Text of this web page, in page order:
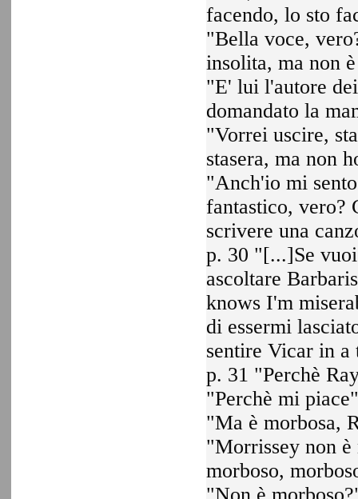
facendo, lo sto
"Bella voce,
insolita, ma non
"E' lui l'autore
domandato la
"Vorrei uscire,
stasera, ma non
"Anch'io mi
fantastico, vero?
scrivere una
p. 30 "[...]Se
ascoltare
knows I'm
di essermi
sentire Vicar in a
p. 31 "Perchè
"Perchè mi piace"
"Ma è morbosa,
"Morrissey non
morboso,